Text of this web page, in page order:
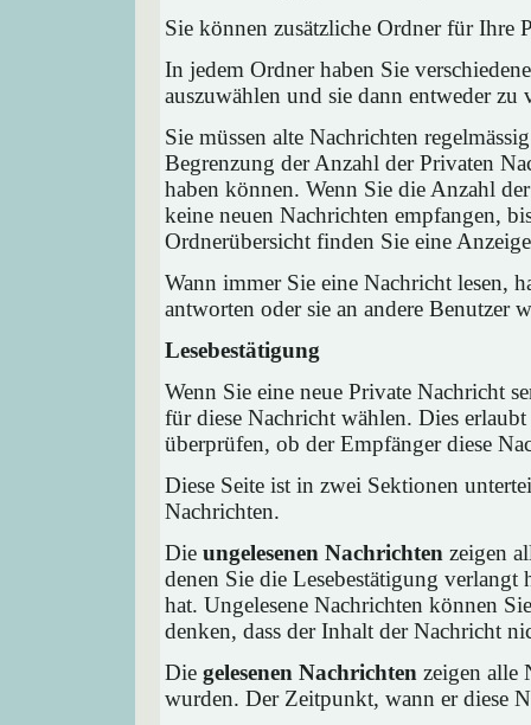
Sie können zusätzliche Ordner für Ihre
In jedem Ordner haben Sie
auszuwählen und sie dann entweder
Sie müssen alte Nachrichten
Begrenzung der Anzahl der Privaten
haben können. Wenn Sie die Anzahl
keine neuen Nachrichten empfangen,
Ordnerübersicht finden Sie eine
Wann immer Sie eine Nachricht lesen,
antworten oder sie an andere Benutzer
Lesebestätigung
Wenn Sie eine neue Private Nachricht
für diese Nachricht wählen. Dies
überprüfen, ob der Empfänger diese
Diese Seite ist in zwei Sektionen
Nachrichten.
Die ungelesenen Nachrichten zeigen
denen Sie die Lesebestätigung verlangt
hat. Ungelesene Nachrichten können
denken, dass der Inhalt der Nachricht
Die gelesenen Nachrichten zeigen alle
wurden. Der Zeitpunkt, wann er diese